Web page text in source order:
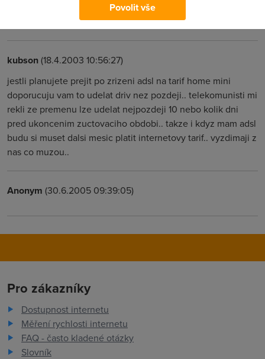
Potvrzuju - staci MINI. Mam ho doma... a jeste predevcirem
kubson(18.4.2003 10:56:27)
jestli planujete prejit po zrizeni adsl na tarif home mini
doporucuju vam to udelat driv nez pozdeji.. telekomunisti mi
rekli ze premenu lze udelat nejpozdeji 10 nebo kolik dni
pred ukoncenim zuctovaciho obdobi.. takze i kdyz mam adsl
budu si muset dalsi mesic platit internetovy tarif.. vyzdimaji z
nas co muzou..
Anonym (30.6.2005 09:39:05)
Pro zákazníky
Dostupnost internetu
Měření rychlosti internetu
FAQ - často kladené otázky
Slovník
Povolit vše